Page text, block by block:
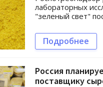
лабораторных
"зеленый свет"
Подробнее
Россия
поставщику